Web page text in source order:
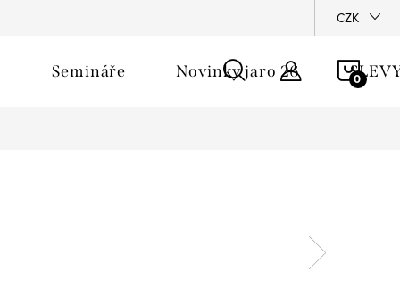
CZK
Semináře Novinky jaro 26